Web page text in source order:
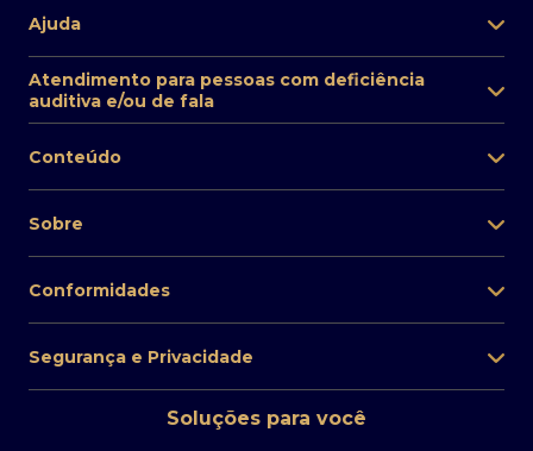
Ajuda
Atendimento para pessoas com deficiência
auditiva e/ou de fala
Conteúdo
Sobre
Conformidades
Segurança e Privacidade
Soluções para você